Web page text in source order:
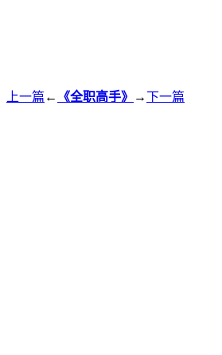
上一篇 ← 《全职高手》 →下一篇